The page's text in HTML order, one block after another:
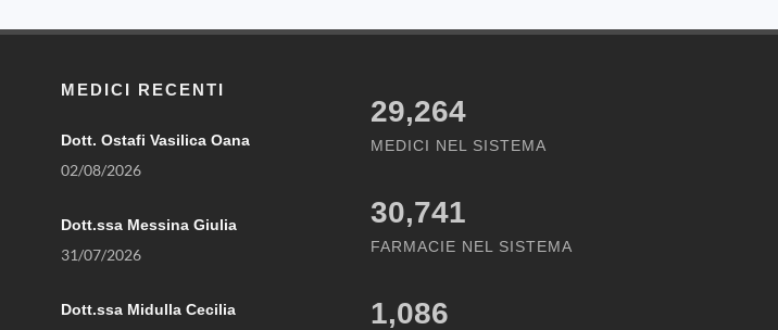
MEDICI RECENTI
Dott. Ostafi Vasilica Oana
02/08/2026
Dott.ssa Messina Giulia
31/07/2026
Dott.ssa Midulla Cecilia
29,264
MEDICI NEL SISTEMA
30,741
FARMACIE NEL SISTEMA
1,086